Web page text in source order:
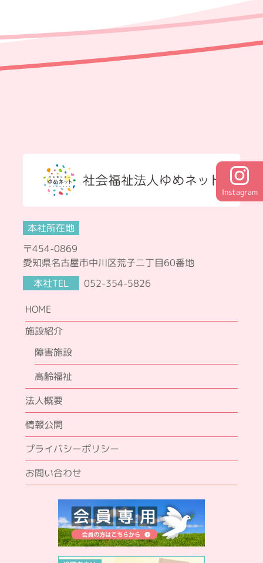
Instagram
本社所在地
〒454-0869
愛知県名古屋市中川区荒子二丁目60番地
本社TEL
052-354-5826
HOME
施設紹介
障害施設
高齢福祉
法人概要
情報公開
プライバシーポリシー
お問い合わせ